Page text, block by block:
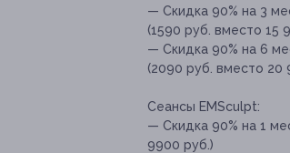
— Скидка 90% на 3
(1590 руб. вместо 15
— Скидка 90% на 6
(2090 руб. вместо 20
Сеансы EMSculpt:
— Скидка 90% на 1
9900 руб.)